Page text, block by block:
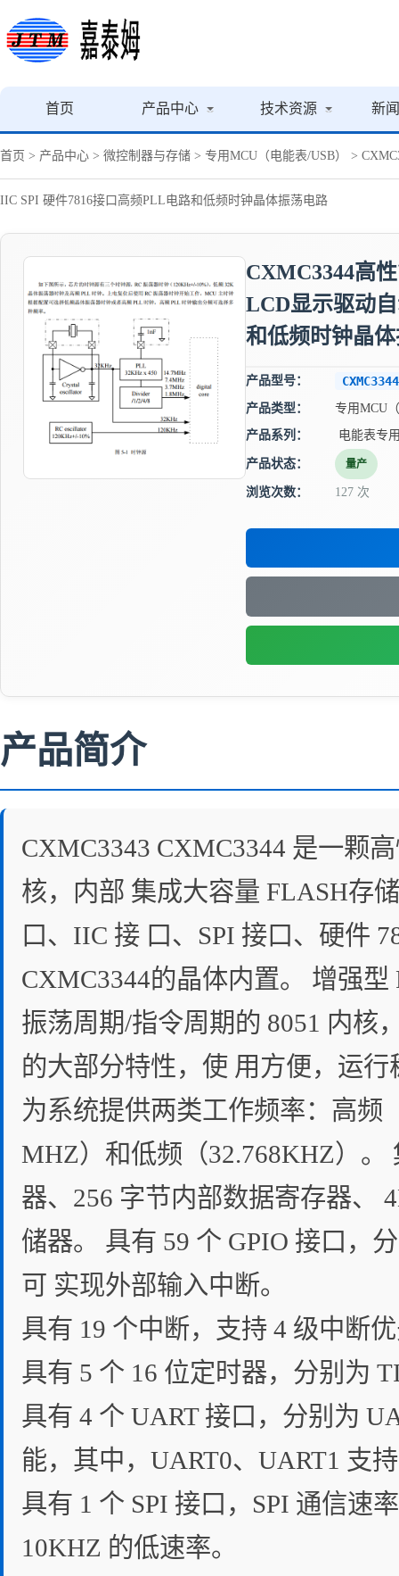
首页 产品中心 技术资源 新
首页 > 产品中心 > 微控制器与存储 > 专用MCU（电能表/USB） >
IIC SPI 硬件7816接口高频PLL电路和低频时钟晶体振荡电路
CXMC3344高
LCD显示驱动
和低频时钟晶
产品型号： CXMC3344
产品类型：
专用MCU
产品系列：
电能表专
产品状态： 量产
浏览次数： 127 次
产品简介
CXMC3343 CXMC3344 是一颗
核，内部 集成大容量 FLASH存
口、IIC 接 口、SPI 接口、硬件
CXMC3344的晶体内置。 增强
振荡周期/指令周期的 8051 内核
的大部分特性，使 用方便，运
为系统提供两类工作频率：高频
MHZ）和低频（32.768KHZ）
器、256 字节内部数据寄存器、
储器。 具有 59 个 GPIO 接口，
可 实现外部输入中断。
具有 19 个中断，支持 4 级中断
具有 5 个 16 位定时器，分别为
具有 4 个 UART 接口，分别为
能，其中，UART0、UART1 支
具有 1 个 SPI 接口，SPI 通信速
10KHZ 的低速率。